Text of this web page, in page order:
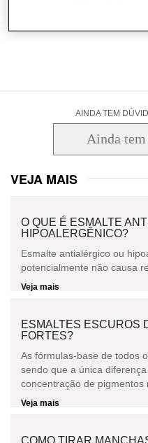
AINDA TEM
VEJA MAIS
O QUE É ESMALTE
HIPOALERGÊNICO?
Esmalte antialérgico ou
potencialmente não causa
Veja mais
ESMALTES ESCUROS
FORTES?
As fórmulas-base de todos
sendo que a única
concentração de pigmentos
Veja mais